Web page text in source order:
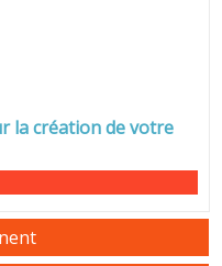
la création de votre